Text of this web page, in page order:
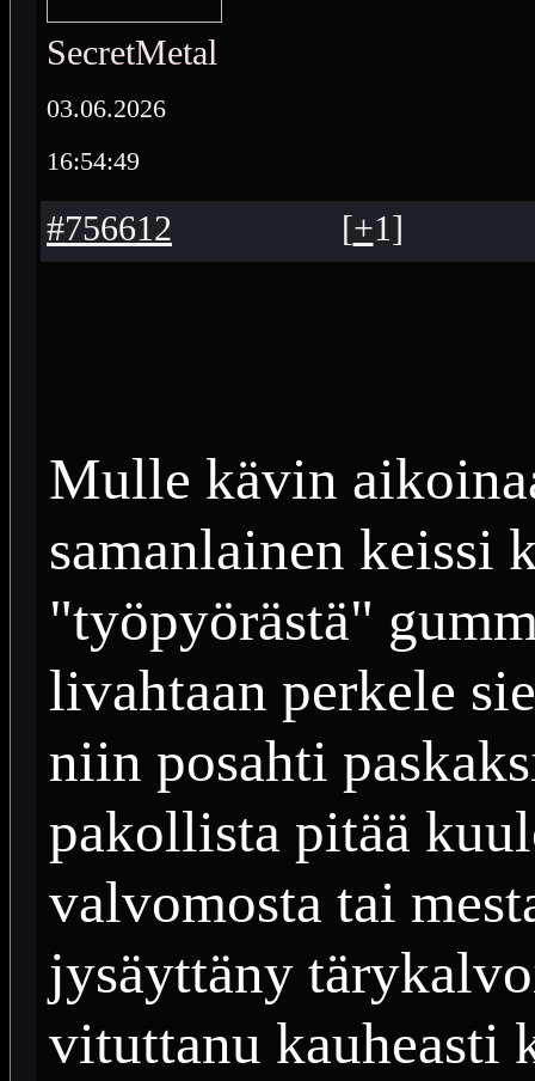
SecretMetal
03.06.2026
16:54:49
#756612 [+1]
Mulle kävin
samanlainen keissi
"työpyörästä"
livahtaan perkele
niin posahti
pakollista pitää
valvomosta tai
jysäyttäny
vituttanu kauheasti